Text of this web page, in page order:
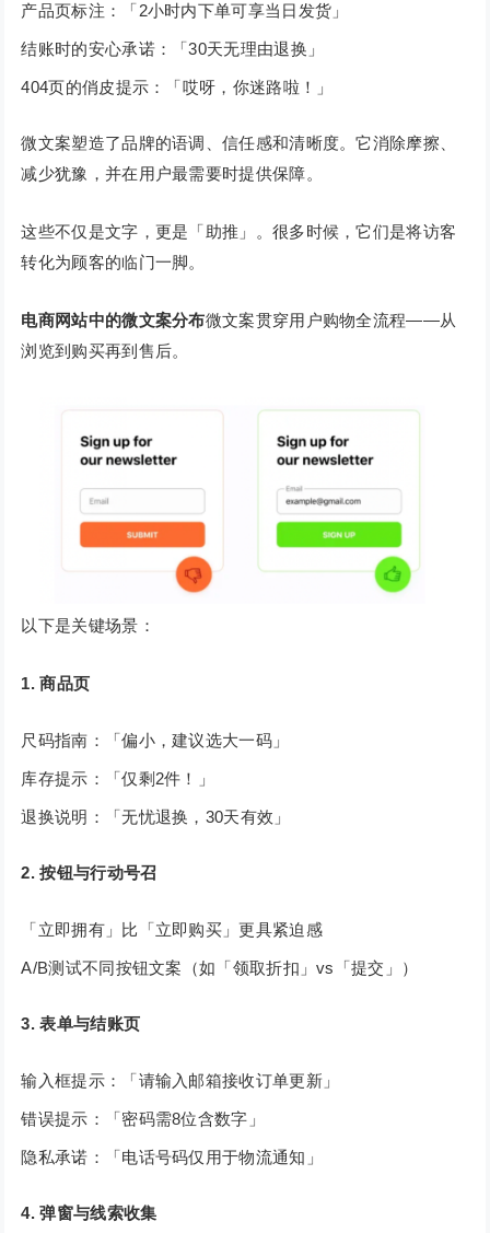
产品页标注：「2小时内下单可享当日发货」
结账时的安心承诺：「30天无理由退换」
404页的俏皮提示：「哎呀，你迷路啦！」
微文案塑造了品牌的语调、信任感和清晰度。它消除摩擦、
减少犹豫，并在用户最需要时提供保障。
这些不仅是文字，更是「助推」。很多时候，它们是将访客
转化为顾客的临门一脚。
电商网站中的微文案分布微文案贯穿用户购物全流程——从
浏览到购买再到售后。
以下是关键场景：
1. 商品页
尺码指南：「偏小，建议选大一码」
库存提示：「仅剩2件！」
退换说明：「无忧退换，30天有效」
2. 按钮与行动号召
「立即拥有」比「立即购买」更具紧迫感
A/B测试不同按钮文案（如「领取折扣」vs「提交」）
3. 表单与结账页
输入框提示：「请输入邮箱接收订单更新」
错误提示：「密码需8位含数字」
隐私承诺：「电话号码仅用于物流通知」
4. 弹窗与线索收集